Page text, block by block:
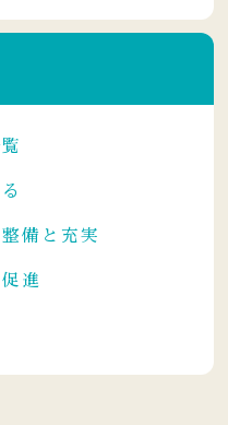
備と充実
進